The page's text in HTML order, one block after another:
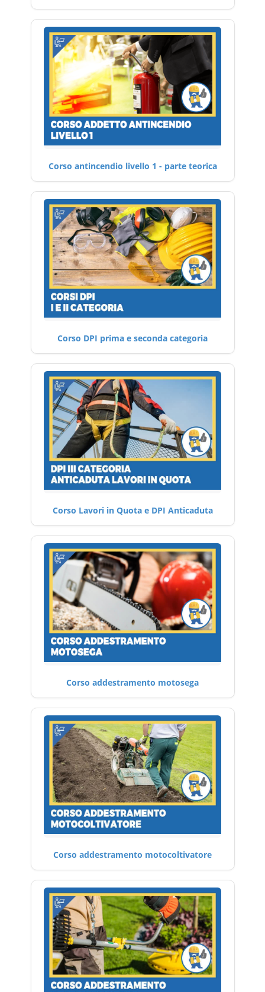
Corso antincendio livello 1 - parte teorica
Corso DPI prima e seconda categoria
Corso Lavori in Quota e DPI Anticaduta
Corso addestramento motosega
Corso addestramento motocoltivatore